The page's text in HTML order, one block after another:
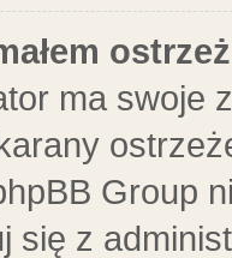
ma swoje
Group
się z